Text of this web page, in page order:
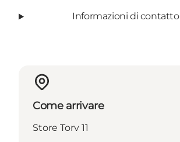
Informazioni di contatto
Come arrivare
Store Torv 11